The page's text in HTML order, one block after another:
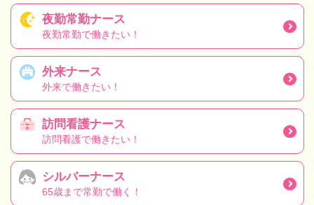
夜勤常勤ナース
夜勤常勤で働きたい！
外来ナース
外来で働きたい！
訪問看護ナース
訪問看護で働きたい！
シルバーナース
65歳まで常勤で働く！